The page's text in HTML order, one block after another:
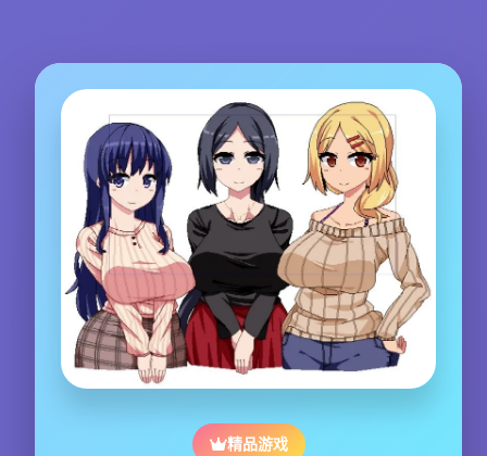
精品游戏